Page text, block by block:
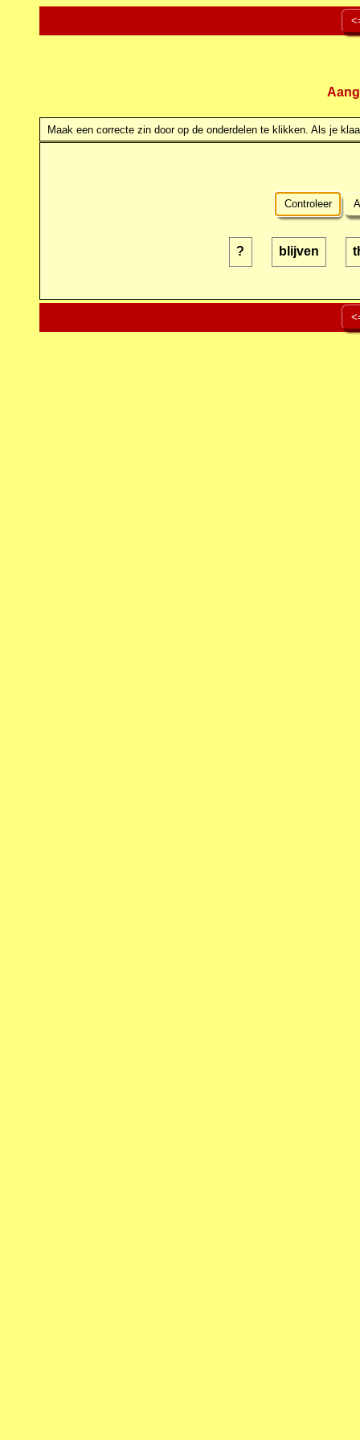
Maak een correcte zin door op de onderdelen te klikken. Als je
Controleer
? blijven